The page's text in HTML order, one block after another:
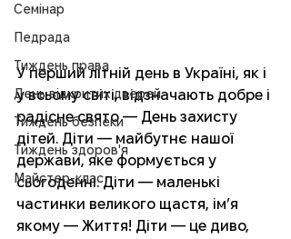
Семінар
Педрада
Тиждень права
День відкритих дверей
Тиждень безпеки
Тиждень здоров'я
Майстер-клас
У перший літній день в Україні, як і
у всьому світі, відзначають добре і
радісне свято — День захисту
дітей. Діти — майбутнє нашої
держави, яке формується у
сьогоденні. Діти — маленькі
частинки великого щастя, ім’я
якому — Життя! Діти — це диво,